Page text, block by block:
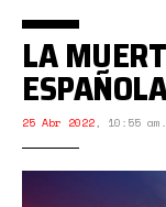
LA
25 Abr 2022, 10:55 am.